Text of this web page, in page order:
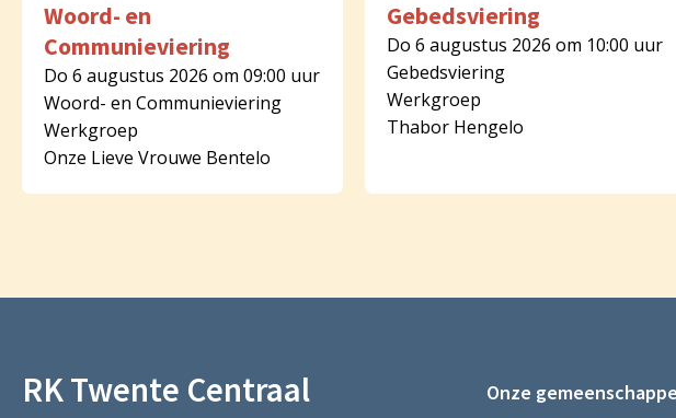
Woord- en
Communieviering
Do 6 augustus 2026 om 09:00 uur
Woord- en Communieviering
Werkgroep
Onze Lieve Vrouwe Bentelo
Gebedsviering
Do 6 augustus 2026 om 10:00 uur
Gebedsviering
Werkgroep
Thabor Hengelo
RK Twente Centraal Onze